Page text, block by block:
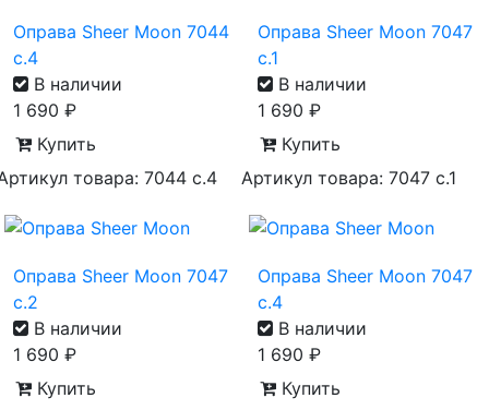
Оправа Sheer Moon 7044
с.4
В наличии
1 690 ₽
Купить
товара: 7044 с.4
Оправа Sheer Moon 7047
с.1
В наличии
1 690 ₽
Купить
Артикул товара: 7047 с.1
Оправа Sheer Moon 7047
с.2
В наличии
1 690 ₽
Купить
Оправа Sheer Moon 7047
с.4
В наличии
1 690 ₽
Купить